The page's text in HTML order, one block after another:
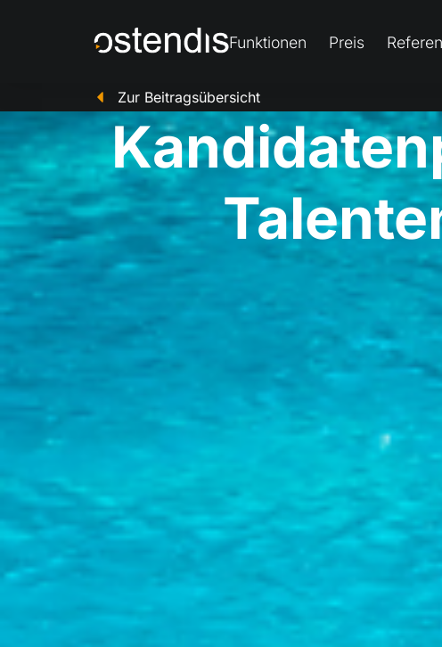
Funktionen Preis
Zur Beitragsübersicht